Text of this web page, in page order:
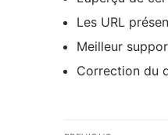
Les URL
Meilleur
Correction du